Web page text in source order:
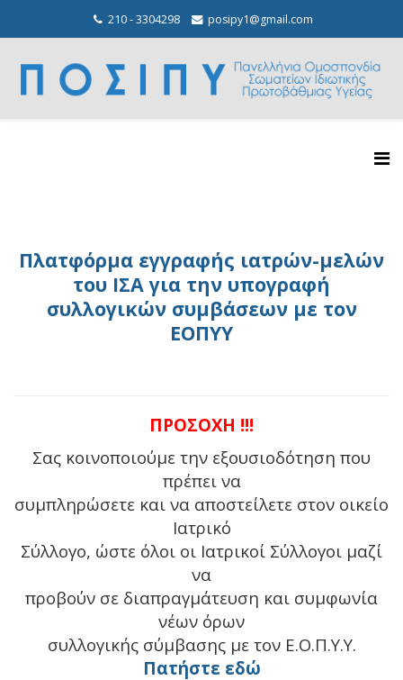
210 - 3304298 posipy1@gmail.com
Πλατφόρμα εγγραφής ιατρών-μελών
του ΙΣΑ για την υπογραφή
συλλογικών συμβάσεων με τον
ΕΟΠΥΥ
ΠΡΟΣΟΧΗ !!!
Σας κοινοποιούμε την εξουσιοδότηση που
πρέπει να
συμπληρώσετε και να αποστείλετε στον οικείο
Ιατρικό
Σύλλογο, ώστε όλοι οι Ιατρικοί Σύλλογοι μαζί
να
προβούν σε διαπραγμάτευση και συμφωνία
νέων όρων
συλλογικής σύμβασης με τον Ε.Ο.Π.Υ.Υ.
Πατήστε εδώ